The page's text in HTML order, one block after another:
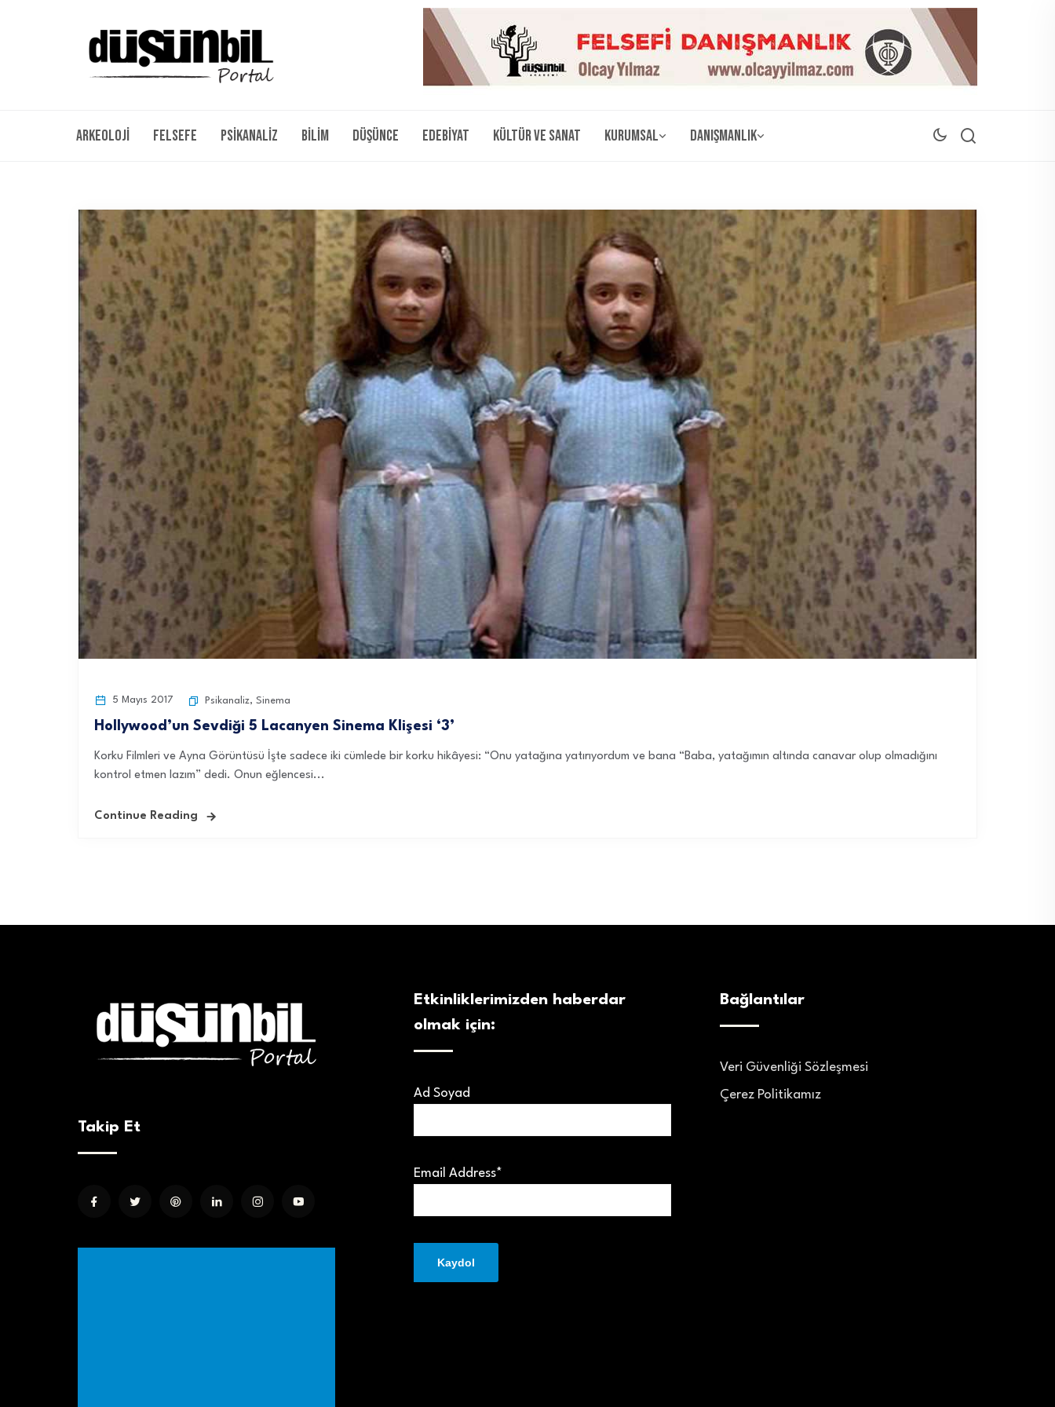
Arkeoloji Felsefe Psikanaliz Bilim Düşünce Edebiyat Kültür ve Sanat Kurumsal Danışmanlık
5 Mayıs 2017 Psikanaliz, Sinema
Hollywood’un Sevdiği 5 Lacanyen Sinema Klişesi ‘3’
Korku Filmleri ve Ayna Görüntüsü İşte sadece iki cümlede bir korku hikâyesi: “Onu yatağına yatırıyordum ve bana “Baba, yatağımın altında canavar olup olmadığını
kontrol etmen lazım” dedi. Onun eğlencesi...
Continue Reading
Takip Et
Etkinliklerimizden haberdar
olmak için:
Ad Soyad
Email Address*
Bağlantılar
Veri Güvenliği Sözleşmesi
Çerez Politikamız